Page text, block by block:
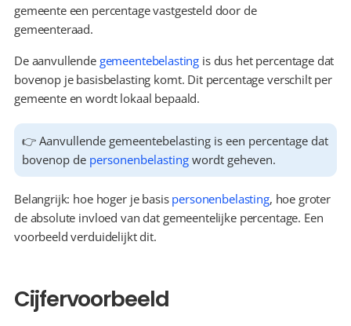
gemeente een percentage vastgesteld door de
gemeenteraad.
De aanvullende gemeentebelasting is dus het percentage dat
bovenop je basisbelasting komt. Dit percentage verschilt per
gemeente en wordt lokaal bepaald.
👉 Aanvullende gemeentebelasting is een percentage dat
bovenop de personenbelasting wordt geheven.
Belangrijk: hoe hoger je basis personenbelasting, hoe groter
de absolute invloed van dat gemeentelijke percentage. Een
voorbeeld verduidelijkt dit.
Cijfervoorbeeld